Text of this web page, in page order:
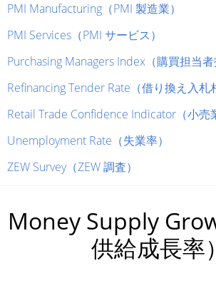
PMI Manufacturing（PMI 製造業）
PMI Services（PMI サービス）
Purchasing Managers Index（購買担当者
Refinancing Tender Rate（借り換え入札
Retail Trade Confidence Indicator（小売
Unemployment Rate（失業率）
ZEW Survey（ZEW 調査）
Money Supply
供給成長率）